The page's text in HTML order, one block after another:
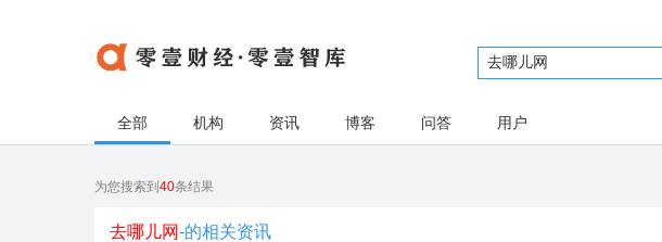
全部 机构 资讯 博客 问答 用户
为您搜索到 40条结果
去哪儿网-的相关资讯